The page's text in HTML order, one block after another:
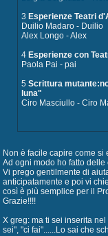
3 Esperienze Teatri
Duilio Madaro - Duilio
Alex Longo - Alex
4 Esperienze con
Paola Pai - pai
5Scrittura
luna"
Ciro Masciullo - Ciro
Non è facile capire come
Ad ogni modo ho fatto delle
Vi prego gentilmente di
anticipatamente e poi vi
così è più semplice per il
Grazie!!!!
X greg: ma ti sei inserita
sei", "ci fai"......Lo sai che